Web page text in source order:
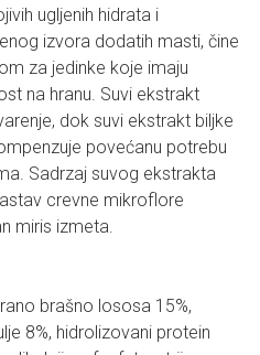
ugljenih hidrata i
izvora dodatih masti, čine
za jedinke koje imaju
na hranu. Suvi ekstrakt
dok suvi ekstrakt biljke
povećanu potrebu
Sadrzaj suvog ekstrakta
crevne mikroflore
miris izmeta.
brašno lososa 15%,
8%, hidrolizovani protein